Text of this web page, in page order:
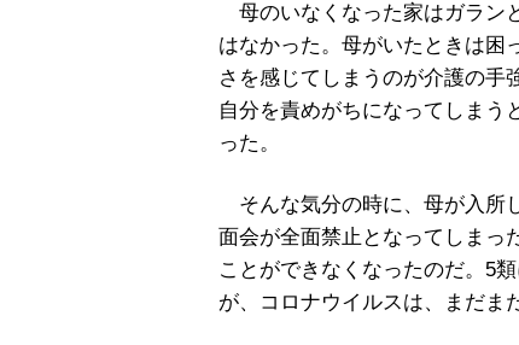
母のいなくなった家はガラン
はなかった。母がいたときは困
さを感じてしまうのが介護の手
自分を責めがちになってしまう
った。
そんな気分の時に、母が入所
面会が全面禁止となってしまっ
ことができなくなったのだ。5
が、コロナウイルスは、まだま